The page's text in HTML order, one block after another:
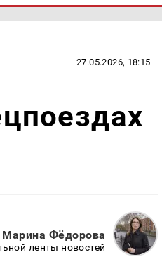
27.05.2026, 18:15
Марина Фёдорова
ленты новостей